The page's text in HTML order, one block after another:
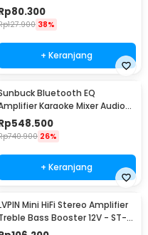
20W - HY-2001
80.300
127.900 38%
+ Keranjang
Bluetooth EQ
Karaoke Mixer Audio
- AV-MP326BT
548.500
740.900 26%
+ Keranjang
Mini HiFi Stereo Amplifier
Bass Booster 12V - ST-